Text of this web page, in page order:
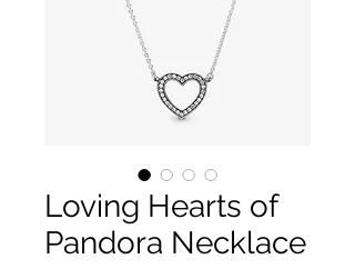
Loving Hearts of
Pandora Necklace